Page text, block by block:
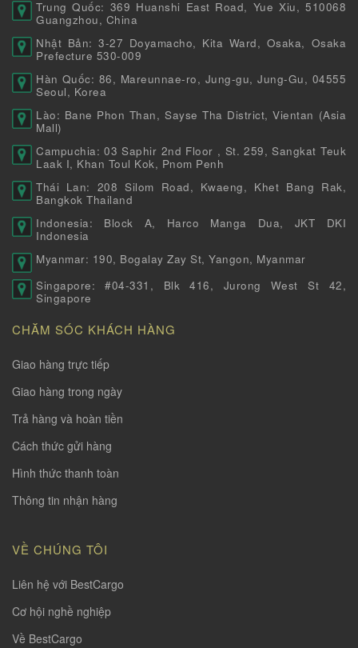
Trung Quốc: 369 Huanshi East Road, Yue Xiu, 510068
Guangzhou, China
Nhật Bản: 3-27 Doyamacho, Kita Ward, Osaka, Osaka
Prefecture 530-009
Hàn Quốc: 86, Mareunnae-ro, Jung-gu, Jung-Gu, 04555
Seoul, Korea
Lào: Bane Phon Than, Sayse Tha District, Vientan (Asia
Mall)
Campuchia: 03 Saphir 2nd Floor , St. 259, Sangkat Teuk
Laak I, Khan Toul Kok, Pnom Penh
Thái Lan: 208 Silom Road, Kwaeng, Khet Bang Rak,
Bangkok Thailand
Indonesia: Block A, Harco Manga Dua, JKT DKI
Indonesia
Myanmar: 190, Bogalay Zay St, Yangon, Myanmar
Singapore: #04-331, Blk 416, Jurong West St 42,
Singapore
CHĂM SÓC KHÁCH HÀNG
Giao hàng trực tiếp
Giao hàng trong ngày
Trả hàng và hoàn tiền
Cách thức gửi hàng
Hình thức thanh toàn
Thông tin nhận hàng
VỀ CHÚNG TÔI
Liên hệ với BestCargo
Cơ hội nghề nghiệp
Về BestCargo